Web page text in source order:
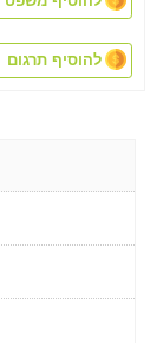
להוסיף תרגום